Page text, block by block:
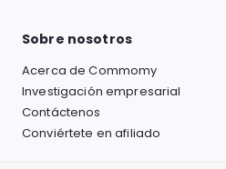
Sobre nosotros
Acerca de Commomy
Investigación empresarial
Contáctenos
Conviértete en afiliado